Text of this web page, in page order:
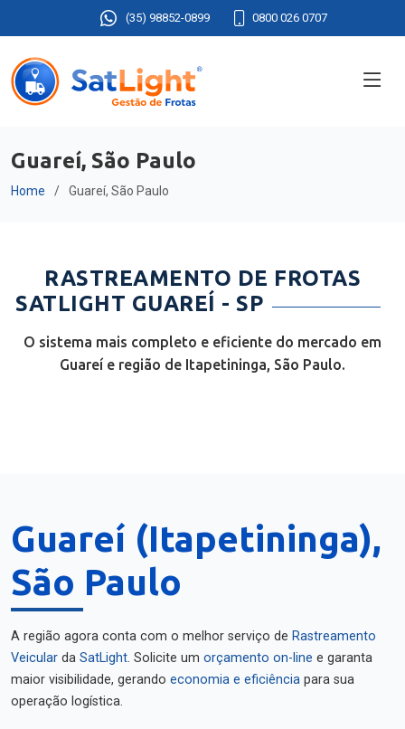
(35) 98852-0899 0800 026 0707
Guareí, São Paulo
Home Guareí, São Paulo
RASTREAMENTO DE FROTAS
SATLIGHT GUAREÍ - SP
O sistema mais completo e eficiente do mercado em
Guareí e região de Itapetininga, São Paulo.
Guareí (Itapetininga),
São Paulo
A região agora conta com o melhor serviço de Rastreamento
Veicular da SatLight. Solicite um orçamento on-line e garanta
maior visibilidade, gerando economia e eficiência para sua
operação logística.